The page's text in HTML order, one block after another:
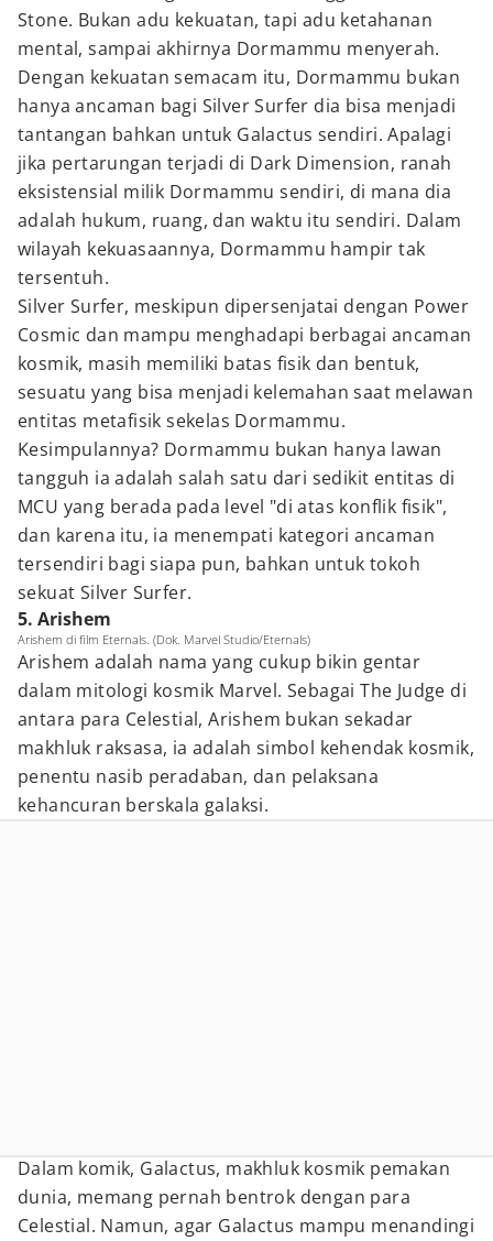
Stone. Bukan adu kekuatan, tapi adu ketahanan
mental, sampai akhirnya Dormammu menyerah.
Dengan kekuatan semacam itu, Dormammu bukan
hanya ancaman bagi Silver Surfer dia bisa menjadi
tantangan bahkan untuk Galactus sendiri. Apalagi
jika pertarungan terjadi di Dark Dimension, ranah
eksistensial milik Dormammu sendiri, di mana dia
adalah hukum, ruang, dan waktu itu sendiri. Dalam
wilayah kekuasaannya, Dormammu hampir tak
tersentuh.
Silver Surfer, meskipun dipersenjatai dengan Power
Cosmic dan mampu menghadapi berbagai ancaman
kosmik, masih memiliki batas fisik dan bentuk,
sesuatu yang bisa menjadi kelemahan saat melawan
entitas metafisik sekelas Dormammu.
Kesimpulannya? Dormammu bukan hanya lawan
tangguh ia adalah salah satu dari sedikit entitas di
MCU yang berada pada level "di atas konflik fisik",
dan karena itu, ia menempati kategori ancaman
tersendiri bagi siapa pun, bahkan untuk tokoh
sekuat Silver Surfer.
5. Arishem
Arishem di film Eternals. (Dok. Marvel Studio/Eternals)
Arishem adalah nama yang cukup bikin gentar
dalam mitologi kosmik Marvel. Sebagai The Judge di
antara para Celestial, Arishem bukan sekadar
makhluk raksasa, ia adalah simbol kehendak kosmik,
penentu nasib peradaban, dan pelaksana
kehancuran berskala galaksi.
Dalam komik, Galactus, makhluk kosmik pemakan
dunia, memang pernah bentrok dengan para
Celestial. Namun, agar Galactus mampu menandingi